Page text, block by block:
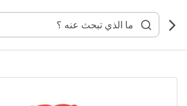
المحتوى
انتقل